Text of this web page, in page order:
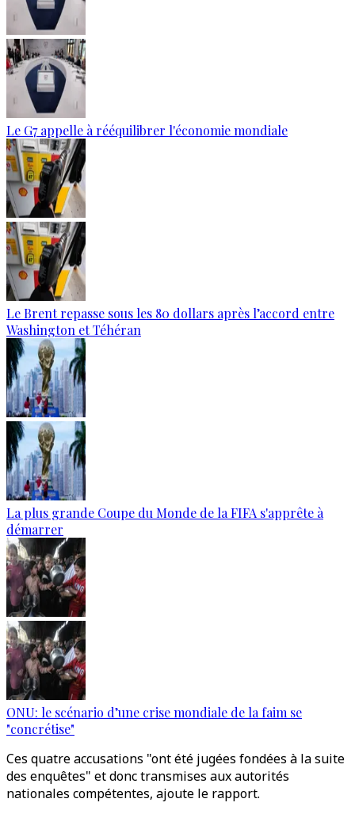
Le G7 appelle à rééquilibrer l'économie mondiale
Le Brent repasse sous les 80 dollars après l’accord entre
Washington et Téhéran
La plus grande Coupe du Monde de la FIFA s'apprête à
démarrer
ONU: le scénario d’une crise mondiale de la faim se
"concrétise"
Ces quatre accusations "ont été jugées fondées à la suite
des enquêtes" et donc transmises aux autorités
nationales compétentes, ajoute le rapport.